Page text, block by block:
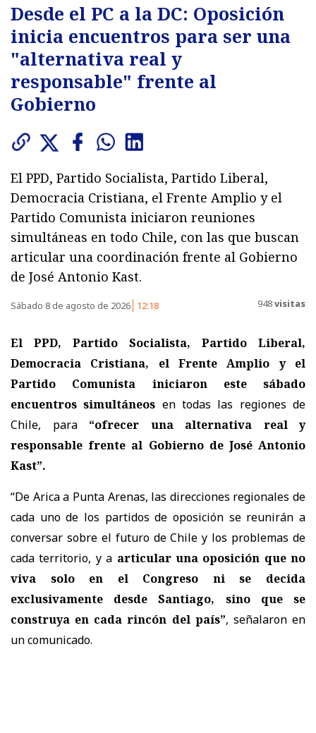
Desde el PC a la DC: Oposición
inicia encuentros para ser una
"alternativa real y
responsable" frente al
Gobierno
El PPD, Partido Socialista, Partido Liberal,
Democracia Cristiana, el Frente Amplio y el
Partido Comunista iniciaron reuniones
simultáneas en todo Chile, con las que buscan
articular una coordinación frente al Gobierno
de José Antonio Kast.
Sábado 8 de agosto de 2026 12:18 948visitas
El PPD, Partido Socialista, Partido Liberal,
Democracia Cristiana, el Frente Amplio y el
Partido Comunista iniciaron este sábado
encuentros simultáneos en todas las regiones de
Chile, para “ofrecer una alternativa real y
responsable frente al Gobierno de José Antonio
Kast”.
“De Arica a Punta Arenas, las direcciones regionales de
cada uno de los partidos de oposición se reunirán a
conversar sobre el futuro de Chile y los problemas de
cada territorio, y a articular una oposición que no
viva solo en el Congreso ni se decida
exclusivamente desde Santiago, sino que se
construya en cada rincón del país”, señalaron en
un comunicado.